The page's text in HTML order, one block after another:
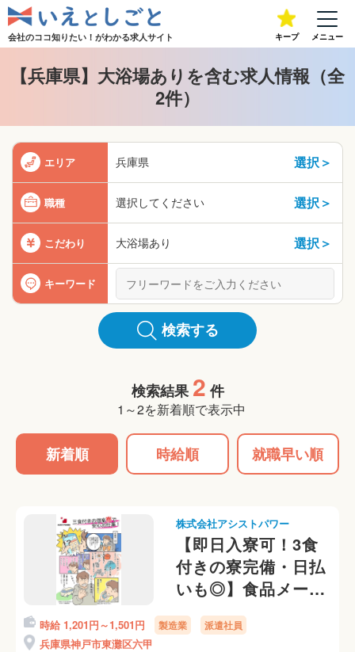
会社のココ知りたい！がわかる求人サイト キープ メニュー
【兵庫県】大浴場ありを含む求人情報（全
2件）
エリア 兵庫県 選択＞
職種 選択してください 選択＞
こだわり 大浴場あり 選択＞
キーワード
検索する
検索結果 2 件
1～2を新着順で表示中
新着順 時給順 就職早い順
株式会社アシストパワー
【即日入寮可！3食
付きの寮完備・日払
いも◎】食品メーカ
ー工場での製造作業
＠送迎あり♪
時給 1,201円～1,501円 製造業 派遣社員
兵庫県神戸市東灘区六甲